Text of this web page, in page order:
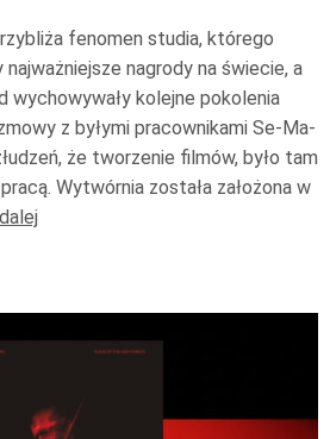
fenomen studia, którego
nagrody na świecie, a
wychowywały kolejne pokolenia
z byłymi pracownikami Se-Ma-
że tworzenie filmów, było tam
Wytwórnia została założona w